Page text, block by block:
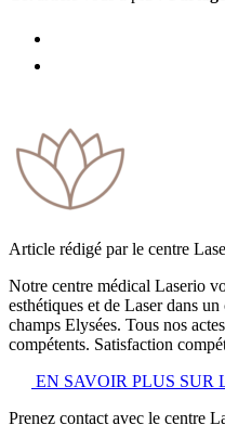
Article rédigé par le centre
Notre centre médical Laserio
esthétiques et de Laser dans
champs Elysées. Tous nos
compétents. Satisfaction
EN SAVOIR PLUS SUR
Prenez contact avec le centre